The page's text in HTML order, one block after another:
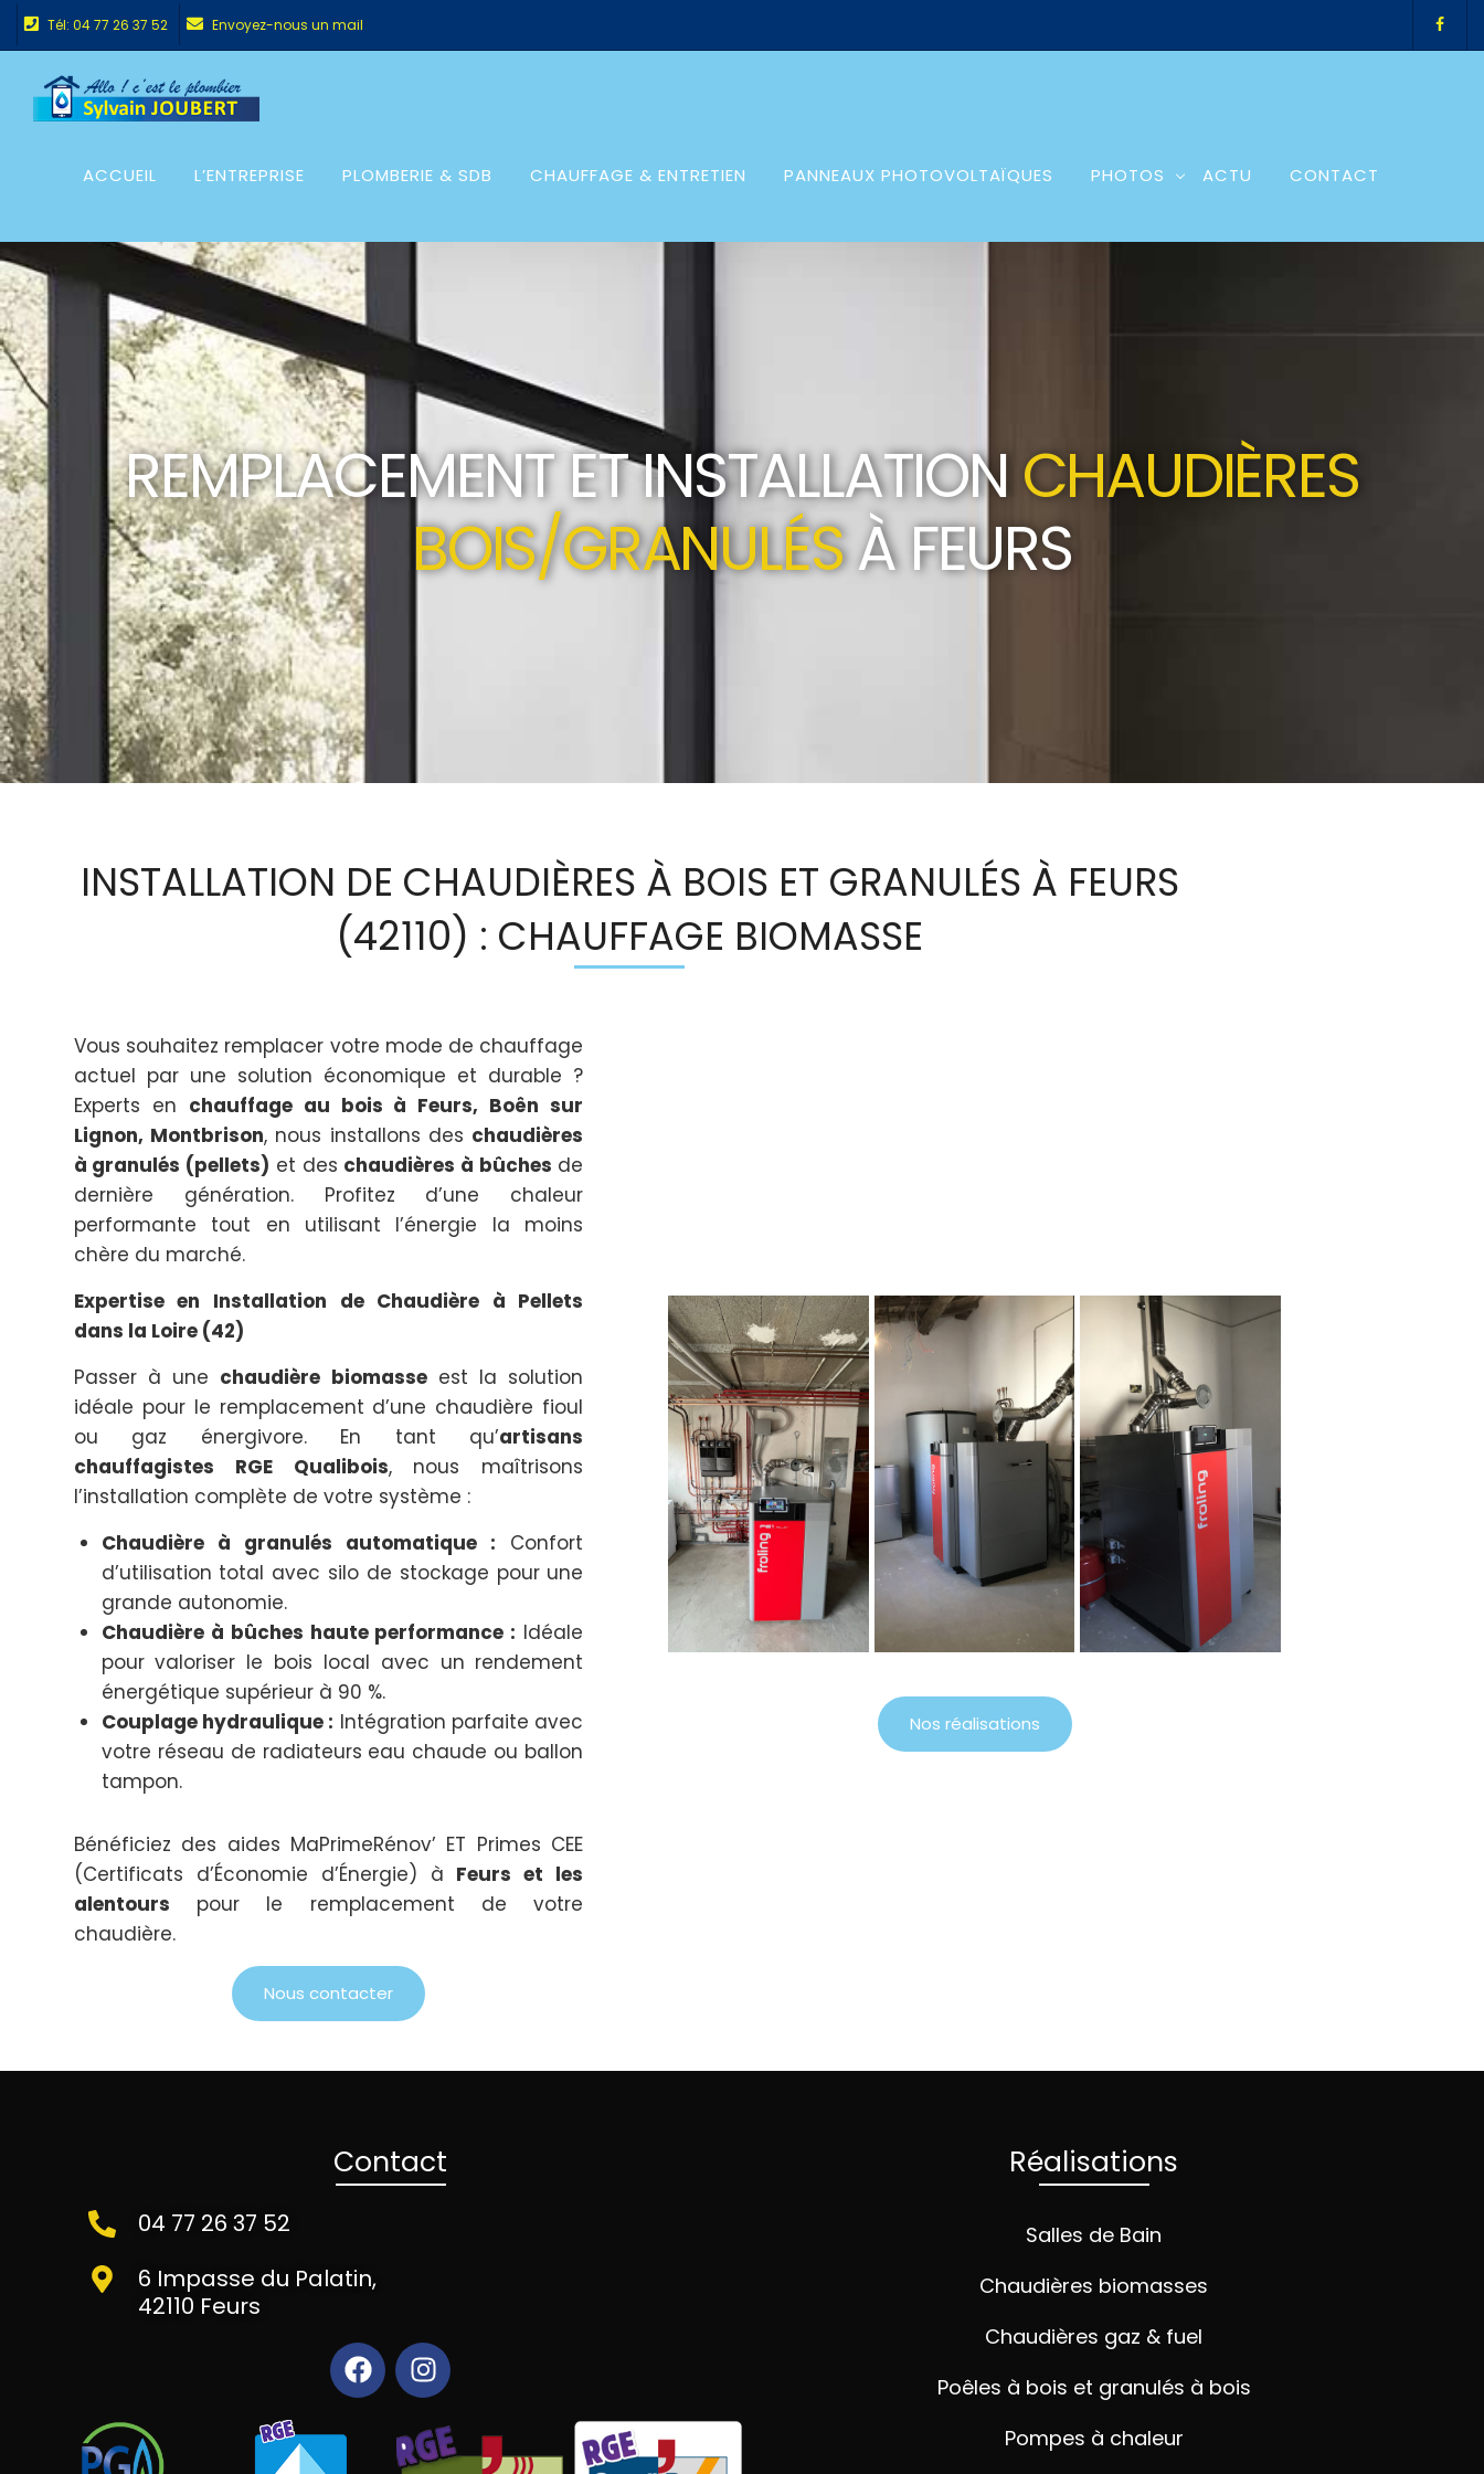
Tél: 04 77 26 37 52 Envoyez-nous un mail
ACCUEIL L’ENTREPRISE PLOMBERIE & SDB CHAUFFAGE & ENTRETIEN PANNEAUX PHOTOVOLTAÏQUES PHOTOS ACTU CONTACT
REMPLACEMENT ET INSTALLATIONCHAUDIÈRES
BOIS/GRANULÉSÀ FEURS
INSTALLATION DE CHAUDIÈRES À BOIS ET GRANULÉS À FEURS
(42110) : CHAUFFAGE BIOMASSE
Vous souhaitez remplacer votre mode de chauffage
actuel par une solution économique et durable ?
Experts en chauffage au bois à Feurs, Boên sur
Lignon, Montbrison, nous installons des chaudières
à granulés (pellets) et des chaudières à bûches de
dernière génération. Profitez d’une chaleur
performante tout en utilisant l’énergie la moins
chère du marché.
Expertise en Installation de Chaudière à Pellets
dans la Loire (42)
Passer à une chaudière biomasseest la solution
idéale pour le remplacement d’une chaudière fioul
ou gaz énergivore. En tant qu’artisans
chauffagistes RGE Qualibois, nous maîtrisons
l’installation complète de votre système :
Chaudière à granulés automatique : Confort
d’utilisation total avec silo de stockage pour une
grande autonomie.
Chaudière à bûches haute performance : Idéale
pour valoriser le bois local avec un rendement
énergétique supérieur à 90 %.
Couplage hydraulique : Intégration parfaite avec
votre réseau de radiateurs eau chaude ou ballon
tampon.
Bénéficiez des aides MaPrimeRénov’ ET Primes CEE
(Certificats d’Économie d’Énergie) à Feurs et les
alentours pour le remplacement de votre
chaudière.
Nous contacter
Nos réalisations
Contact
04 77 26 37 52
6 Impasse du Palatin,
42110 Feurs
Réalisations
Salles de Bain
Chaudières biomasses
Chaudières gaz & fuel
Poêles à bois et granulés à bois
Pompes à chaleur